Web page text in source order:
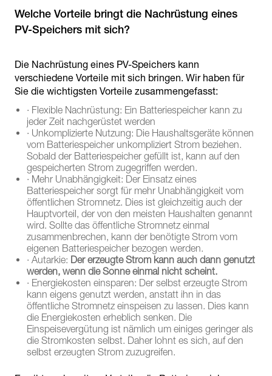
Welche Vorteile bringt die Nachrüstung eines
PV-Speichers mit sich?
Die Nachrüstung eines PV-Speichers kann
verschiedene Vorteile mit sich bringen. Wir haben für
Sie die wichtigsten Vorteile zusammengefasst:
· Flexible Nachrüstung: Ein Batteriespeicher kann zu
jeder Zeit nachgerüstet werden
· Unkomplizierte Nutzung: Die Haushaltsgeräte können
vom Batteriespeicher unkompliziert Strom beziehen.
Sobald der Batteriespeicher gefüllt ist, kann auf den
gespeicherten Strom zugegriffen werden.
· Mehr Unabhängigkeit: Der Einsatz eines
Batteriespeicher sorgt für mehr Unabhängigkeit vom
öffentlichen Stromnetz. Dies ist gleichzeitig auch der
Hauptvorteil, der von den meisten Haushalten genannt
wird. Sollte das öffentliche Stromnetz einmal
zusammenbrechen, kann der benötigte Strom vom
eigenen Batteriespeicher bezogen werden.
· Autarkie: Der erzeugte Strom kann auch dann genutzt
werden, wenn die Sonne einmal nicht scheint.
· Energiekosten einsparen: Der selbst erzeugte Strom
kann eigens genutzt werden, anstatt ihn in das
öffentliche Stromnetz einspeisen zu lassen. Dies kann
die Energiekosten erheblich senken. Die
Einspeisevergütung ist nämlich um einiges geringer als
die Stromkosten selbst. Daher lohnt es sich, auf den
selbst erzeugten Strom zuzugreifen.